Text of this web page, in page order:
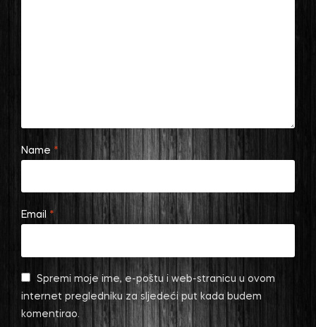
Name *
Email *
Spremi moje ime, e-poštu i web-stranicu u ovom
internet pregledniku za sljedeći put kada budem
komentirao.